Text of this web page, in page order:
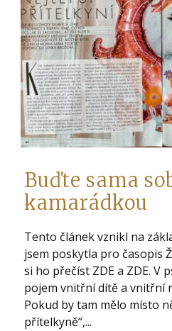
Buďte sama
kamarádkou
Tento článek vznikl na
jsem poskytla pro časopis
si ho přečíst ZDE a ZDE. V
pojem vnitřní dítě a vnitřní
Pokud by tam mělo místo
přítelkyně“,...